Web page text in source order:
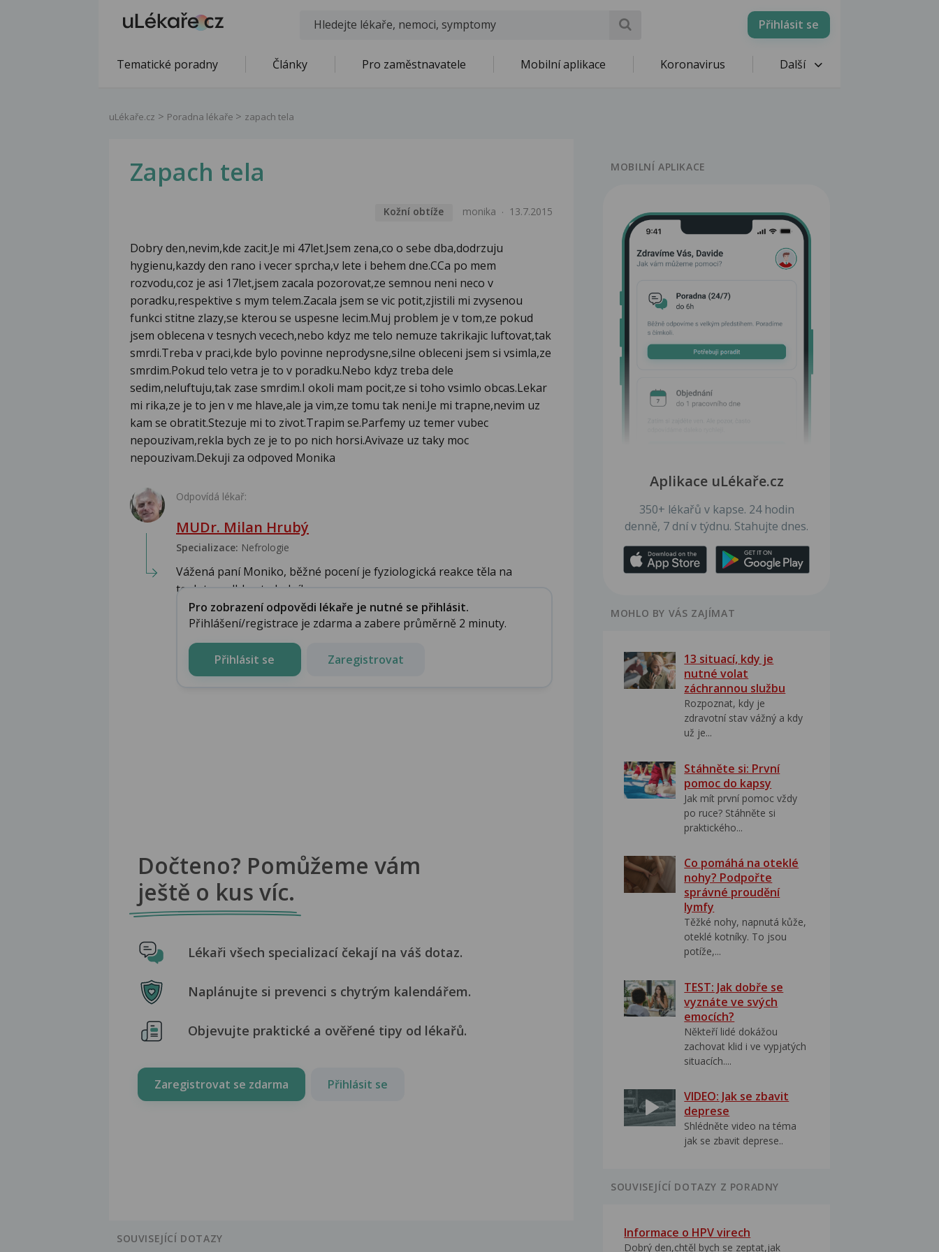
Přihlásit se
Tematické poradny Články Pro zaměstnavatele Mobilní aplikace Koronavirus Další
uLékaře.cz Poradna lékaře zapach tela
Zapach tela
Kožní obtíže monika 13.7.2015
Dobry den,nevim,kde zacit.Je mi 47let.Jsem zena,co o sebe dba,dodrzuju
hygienu,kazdy den rano i vecer sprcha,v lete i behem dne.CCa po mem
rozvodu,coz je asi 17let,jsem zacala pozorovat,ze semnou neni neco v
poradku,respektive s mym telem.Zacala jsem se vic potit,zjistili mi zvysenou
funkci stitne zlazy,se kterou se uspesne lecim.Muj problem je v tom,ze pokud
jsem oblecena v tesnych vecech,nebo kdyz me telo nemuze takrikajic luftovat,tak
smrdi.Treba v praci,kde bylo povinne neprodysne,silne obleceni jsem si vsimla,ze
smrdim.Pokud telo vetra je to v poradku.Nebo kdyz treba dele
sedim,neluftuju,tak zase smrdim.I okoli mam pocit,ze si toho vsimlo obcas.Lekar
mi rika,ze je to jen v me hlave,ale ja vim,ze tomu tak neni.Je mi trapne,nevim uz
kam se obratit.Stezuje mi to zivot.Trapim se.Parfemy uz temer vubec
nepouzivam,rekla bych ze je to po nich horsi.Avivaze uz taky moc
nepouzivam.Dekuji za odpoved Monika
Odpovídá lékař:
MUDr. Milan Hrubý
Specializace: Nefrologie
Vážená paní Moniko, běžné pocení je fyziologická reakce těla na
teplotu a vlhkost okolníh...
Pro zobrazení odpovědi lékaře je nutné se přihlásit.
Přihlášení/registrace je zdarma a zabere průměrně 2 minuty.
Přihlásit se Zaregistrovat
Dočteno? Pomůžeme vám
ještě o kus víc.
Lékaři všech specializací čekají na váš dotaz.
Naplánujte si prevenci s chytrým kalendářem.
Objevujte praktické a ověřené tipy od lékařů.
Zaregistrovat se zdarma Přihlásit se
SOUVISEJÍCÍ DOTAZY
MOBILNÍ APLIKACE
Aplikace uLékaře.cz
350+ lékařů v kapse. 24 hodin
denně, 7 dní v týdnu. Stahujte dnes.
MOHLO BY VÁS ZAJÍMAT
13 situací, kdy je
nutné volat
záchrannou službu
Rozpoznat, kdy je
zdravotní stav vážný a kdy
už je...
Stáhněte si: První
pomoc do kapsy
Jak mít první pomoc vždy
po ruce? Stáhněte si
praktického...
Co pomáhá na oteklé
nohy? Podpořte
správné proudění
lymfy
Těžké nohy, napnutá kůže,
oteklé kotníky. To jsou
potíže,...
TEST: Jak dobře se
vyznáte ve svých
emocích?
Někteří lidé dokážou
zachovat klid i ve vypjatých
situacích....
VIDEO: Jak se zbavit
deprese
Shlédněte video na téma
jak se zbavit deprese..
SOUVISEJÍCÍ DOTAZY Z PORADNY
Informace o HPV virech
Dobrý den,chtěl bych se zeptat,jak